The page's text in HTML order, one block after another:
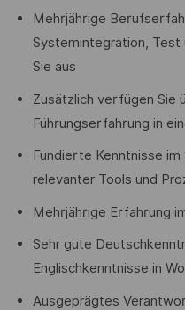
Mehrjährige
Systemintegration, Test
Sie aus
Zusätzlich verfügen Sie
Führungserfahrung in
Fundierte Kenntnisse
relevanter Tools und
Mehrjährige Erfahrung
Sehr gute
Englischkenntnisse in
Ausgeprägtes